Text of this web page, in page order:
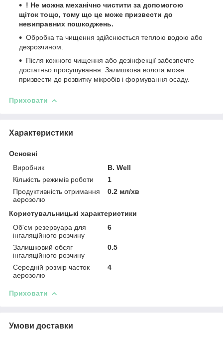
! Не можна механічно чистити за допомогою
щіток тощо, тому що це може призвести до
невиправних пошкоджень.
Обробка та чищення здійснюється теплою водою або
дезрозчином.
Після кожного чищення або дезінфекції забезпечте
достатньо просушування. Залишкова волога може
призвести до розвитку мікробів і формування осаду.
Приховати
Характеристики
Основні
Виробник
B. Well
Кількість режимів роботи
1
Продуктивність отримання
аерозолю
0.2 мл/хв
Користувальницькі характеристики
Об'єм резервуара для
інгаляційного розчину
6
Залишковий обсяг
інгаляційного розчину
0.5
Середній розмір часток
аерозолю
4
Приховати
Умови доставки